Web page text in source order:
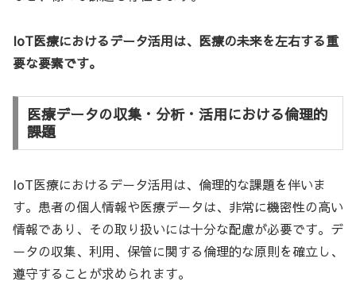
IoT医療におけるデータ活用は、医療の未来を左右する重
要な要素です。
医療データの収集・分析・活用における倫理的
課題
IoT医療におけるデータ活用は、倫理的な課題を伴いま
す。患者の個人情報や医療データは、非常に機密性の高い
情報であり、その取り扱いには十分な配慮が必要です。デ
ータの収集、利用、保管に関する倫理的な原則を確立し、
遵守することが求められます。